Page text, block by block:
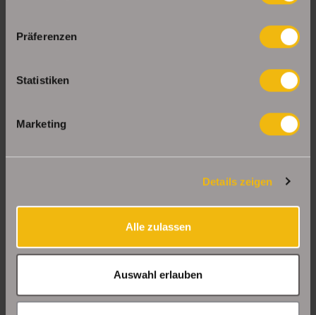
Präferenzen
Statistiken
Marketing
Details zeigen
Alle zulassen
Auswahl erlauben
08/2026